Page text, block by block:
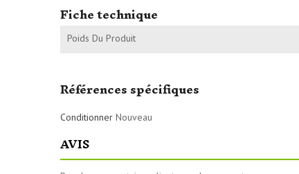
Fiche technique
Poids Du Produit
Références spécifiques
Conditionner Nouveau
AVIS